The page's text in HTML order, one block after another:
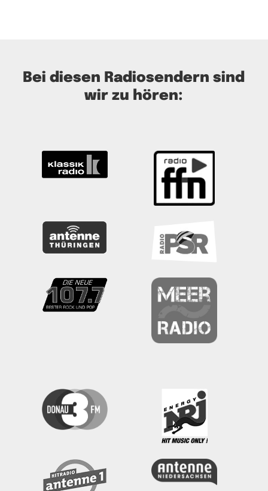
Bei diesen Radiosendern sind
wir zu hören: